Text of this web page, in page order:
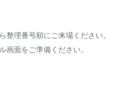
理番号順にご来場ください。
面をご準備ください。